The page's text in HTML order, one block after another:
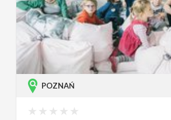
POZNAŃ